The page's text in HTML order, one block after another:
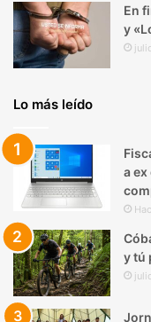
En
y
Lo más leído
a
y tú